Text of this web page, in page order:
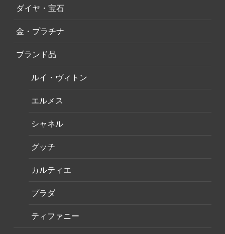
ダイヤ・宝石
金・プラチナ
ブランド品
ルイ・ヴィトン
エルメス
シャネル
グッチ
カルティエ
プラダ
ティファニー